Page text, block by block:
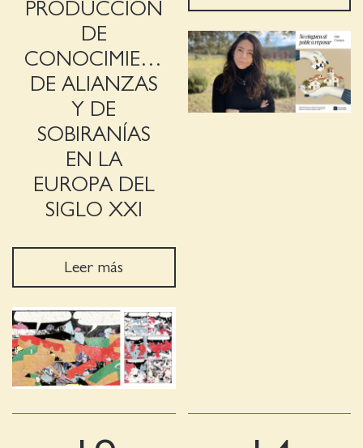
PRODUCCIÓN
DE
CONOCIMIENTO,
DE ALIANZAS
Y DE
SOBIRANÍAS
EN LA
EUROPA DEL
SIGLO XXI
Leer más